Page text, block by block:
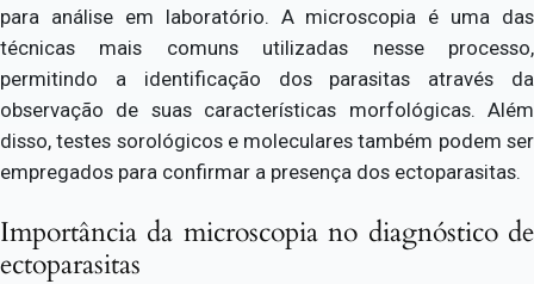
para análise em laboratório. A microscopia é uma das
técnicas mais comuns utilizadas nesse processo,
permitindo a identificação dos parasitas através da
observação de suas características morfológicas. Além
disso, testes sorológicos e moleculares também podem ser
empregados para confirmar a presença dos ectoparasitas.
Importância da microscopia no diagnóstico de
ectoparasitas